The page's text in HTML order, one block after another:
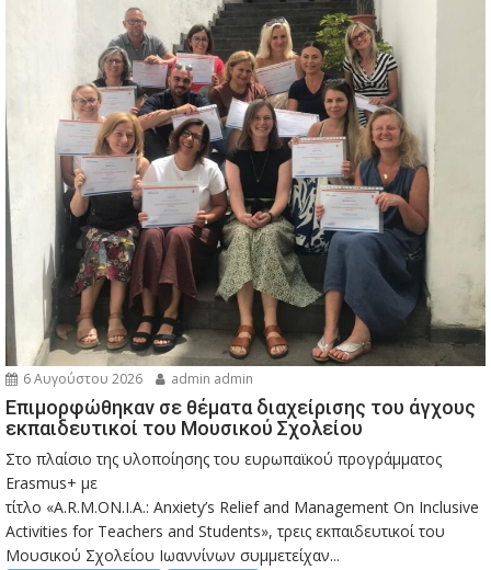
6 Αυγούστου 2026 admin admin
Eπιμορφώθηκαν σε θέματα διαχείρισης του άγχους
εκπαιδευτικοί του Μουσικού Σχολείου
Στο πλαίσιο της υλοποίησης του ευρωπαϊκού προγράμματος
Erasmus+ με
τίτλο «A.R.M.ON.I.A.: Anxiety’s Relief and Management On Inclusive
Activities for Teachers and Students», τρεις εκπαιδευτικοί του
Μουσικού Σχολείου Ιωαννίνων συμμετείχαν...